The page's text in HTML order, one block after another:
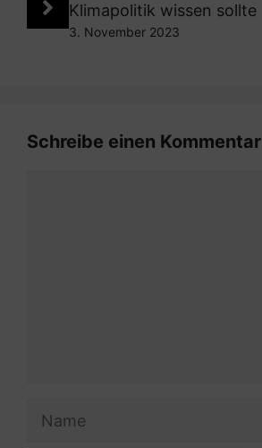
Klimapolitik wissen sollte
3. November 2023
Schreibe einen Kommentar